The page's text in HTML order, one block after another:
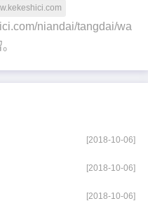
niandai/tangdai/wa
[2018-10-06]
[2018-10-06]
[2018-10-06]